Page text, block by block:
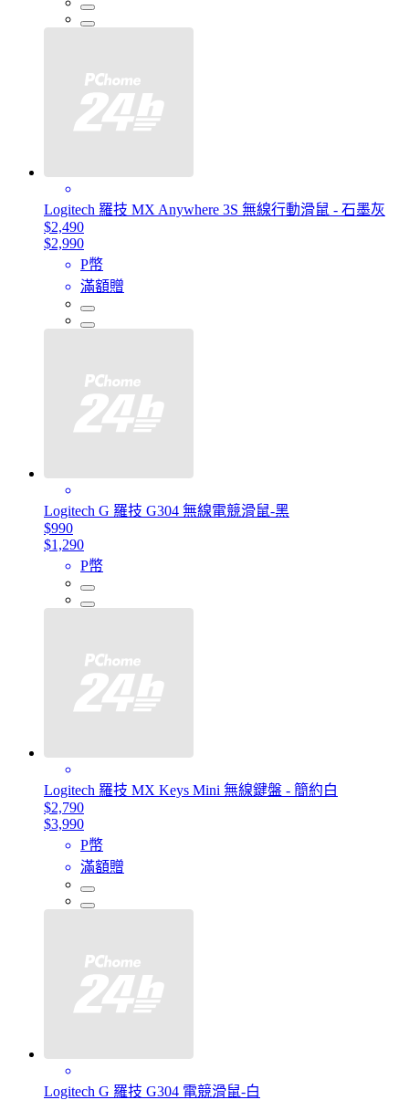
Logitech 羅技 MX Anywhere 3S 無線行動滑鼠 - 石墨灰
$2,490
$2,990
P幣
滿額贈
Logitech G 羅技 G304 無線電競滑鼠-黑
$990
$1,290
P幣
Logitech 羅技 MX Keys Mini 無線鍵盤 - 簡約白
$2,790
$3,990
P幣
滿額贈
Logitech G 羅技 G304 電競滑鼠-白